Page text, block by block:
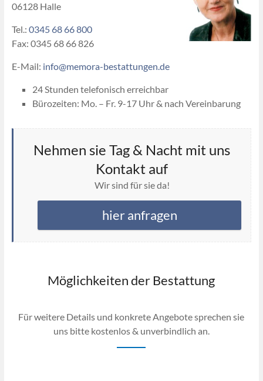
06128 Halle
Tel.: 0345 68 66 800
Fax: 0345 68 66 826
E-Mail: info@memora-bestattungen.de
24 Stunden telefonisch erreichbar
Bürozeiten: Mo. – Fr. 9-17 Uhr & nach Vereinbarung
Nehmen sie Tag & Nacht mit uns
Kontakt auf
Wir sind für sie da!
hier anfragen
Möglichkeiten der Bestattung
Für weitere Details und konkrete Angebote sprechen sie
uns bitte kostenlos & unverbindlich an.